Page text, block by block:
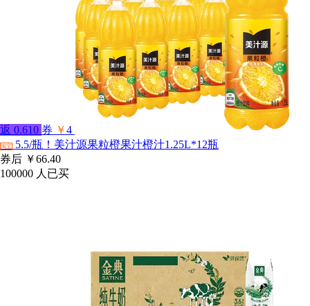
返 0.610 券 ￥4
淘宝
5.5/瓶！美汁源果粒橙果汁橙汁1.25L*12瓶
券后 ￥66.40
100000 人已买